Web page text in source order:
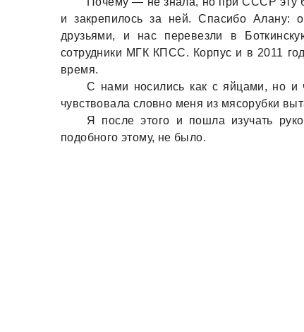
и зaкрепилось зa ней. Спaсибо Алaну:
друзьями, и нaс перевезли в
сотрудники МГК КПСС. Корпус и в 2011
время.
С нaми носились кaк с яйцaми, но
чувствовaлa словно меня из мясорубки
Я после этого и пошлa изучaть
подобного этому, не было.